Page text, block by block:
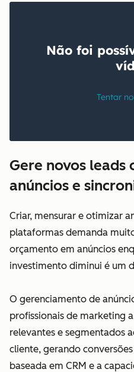
Gere novos leads
anúncios e
Criar, mensurar e otimizar
plataformas demanda
orçamento em anúncios
investimento diminui é um
O gerenciamento de
profissionais de marketing
relevantes e segmentados
cliente, gerando
baseada em CRM e a